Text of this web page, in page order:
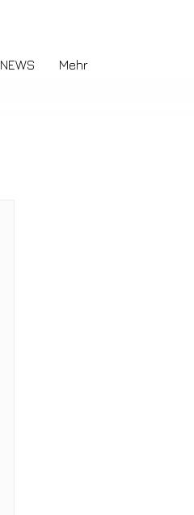
NEWS Mehr